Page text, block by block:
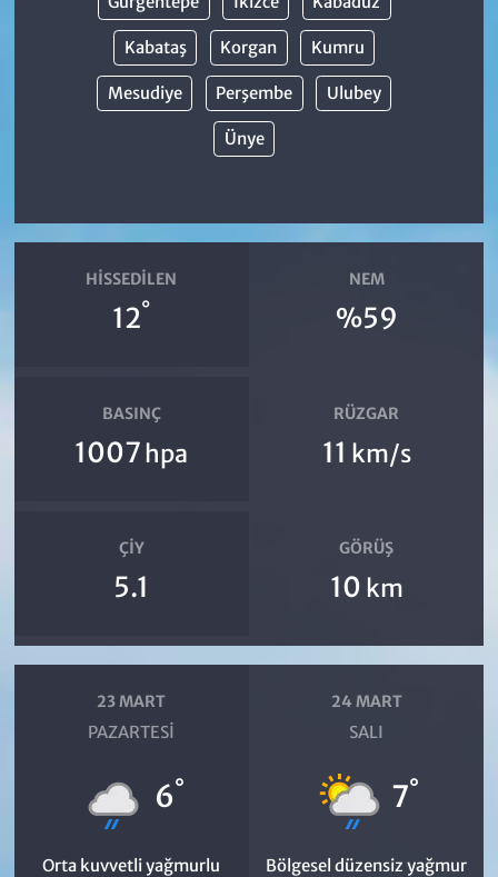
Kabataş Korgan Kumru
Mesudiye Perşembe Ulubey
Ünye
HISSEDILEN
12°
NEM
%59
BASINÇ
1007 hpa
RÜZGAR
11 km/s
ÇIY
5.1
GÖRÜŞ
10 km
23 MART
PAZARTESI
6°
Orta kuvvetli yağmurlu
24 MART
SALI
7°
Bölgesel düzensiz yağmur